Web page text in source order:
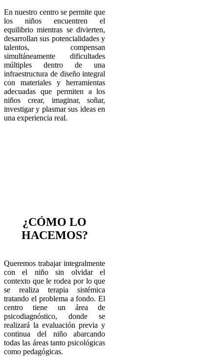
En nuestro centro se permite que
los niños encuentren el
equilibrio mientras se divierten,
desarrollan sus potencialidades y
talentos, compensan
simultáneamente dificultades
múltiples dentro de una
infraestructura de diseño integral
con materiales y herramientas
adecuadas que permiten a los
niños crear, imaginar, soñar,
investigar y plasmar sus ideas en
una experiencia real.
¿CÓMO LO
HACEMOS?
Queremos trabajar integralmente
con el niño sin olvidar el
contexto que le rodea por lo que
se realiza terapia sistémica
tratando el problema a fondo. El
centro tiene un área de
psicodiagnóstico, donde se
realizará la evaluación previa y
continua del niño abarcando
todas las áreas tanto psicológicas
como pedagógicas.